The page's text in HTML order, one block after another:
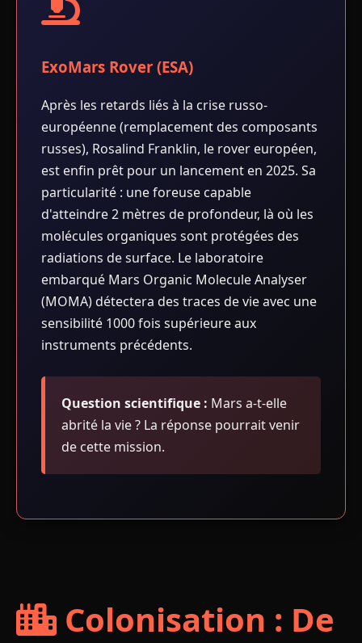
ExoMars Rover (ESA)
Après les retards liés à la crise russo-
européenne (remplacement des composants
russes), Rosalind Franklin, le rover européen,
est enfin prêt pour un lancement en 2025. Sa
particularité : une foreuse capable
d'atteindre 2 mètres de profondeur, là où les
molécules organiques sont protégées des
radiations de surface. Le laboratoire
embarqué Mars Organic Molecule Analyser
(MOMA) détectera des traces de vie avec une
sensibilité 1000 fois supérieure aux
instruments précédents.
Question scientifique : Mars a-t-elle
abrité la vie ? La réponse pourrait venir
de cette mission.
Colonisation : De